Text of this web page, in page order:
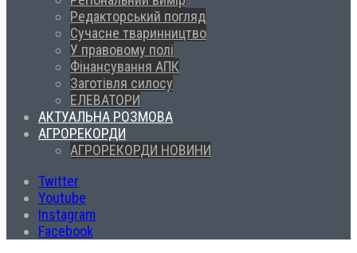
Редакторський погляд
Сучасне тваринництво
У правовому полі
Фінансування АПК
Заготівля силосу
ЕЛЕВАТОРИ
АКТУАЛЬНА РОЗМОВА
АГРОРЕКОРДИ
АГРОРЕКОРДИ НОВИНИ
Twitter
Youtube
Instagram
Facebook